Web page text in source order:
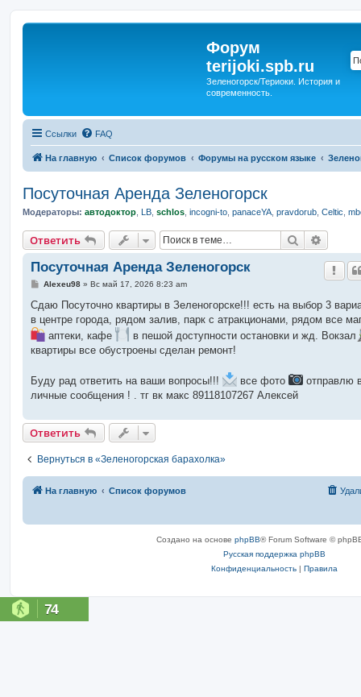
Форум
terijoki.spb.ru
Зеленогорск/Териоки. История и
современность.
Ссылки FAQ
На главную Список форумов Форумы на русском языке
Посуточная Аренда Зеленогорск
Модераторы: автодоктор LB schlos incogni-to panaceYA pravdorub Celtic
Ответить Поиск
Посуточная Аренда Зеленогорск
С
о
б
щ
е
н
и
Alexeu98» Вс май 17, 2026 8:23 am
Сдаю Посуточно квартиры в Зеленогорске!!! есть на выбор 3
в центре города, рядом залив, парк с атракционами, рядом все
аптеки, кафе
в пешой доступности остановки и жд. Вокзал
квартиры все обустроены сделан ремонт!
Буду рад ответить на ваши вопросы!!! все фото
отправлю
личные сообщения ! . тг вк макс 89118107267 Алексей
Ответить
Вернуться в «Зеленогорская барахолка»
На главную Список форумов
Создано на основе phpBB® Forum Software ©
Русская поддержка phpBB
Конфиденциальность | Правила
74